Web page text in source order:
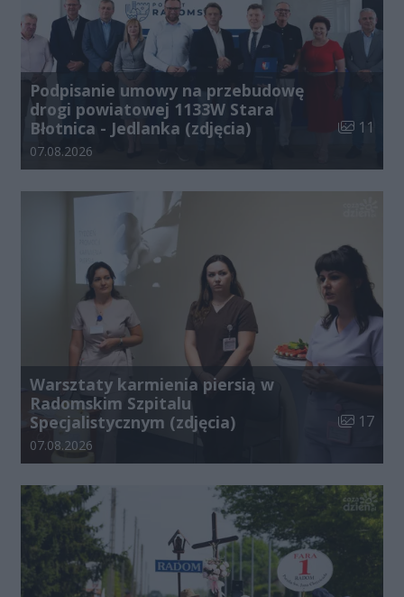
Podpisanie umowy na przebudowę
drogi powiatowej 1133W Stara
Błotnica - Jedlanka (zdjęcia)
Liczba
11
Data dodania galerii:
07.08.2026
Warsztaty karmienia piersią w
Radomskim Szpitalu
Specjalistycznym (zdjęcia)
Liczba
17
Data dodania galerii:
07.08.2026